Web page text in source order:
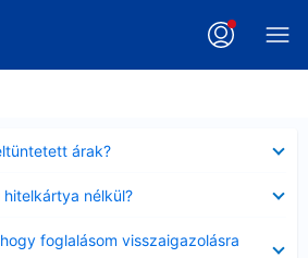
árak?
nélkül?
foglalásom visszaigazolásra